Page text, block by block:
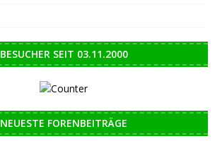
BESUCHER SEIT 03.11.2000
NEUESTE FORENBEITRÄGE